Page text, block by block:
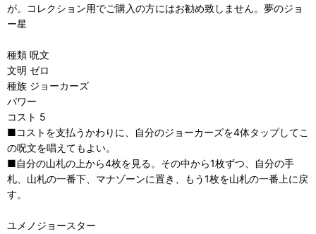
が。コレクション用でご購入の方にはお勧め致しません。夢のジョ
ー星
種類 呪文
文明 ゼロ
種族 ジョーカーズ
パワー
コスト 5
■コストを支払うかわりに、自分のジョーカーズを4体タップしてこ
の呪文を唱えてもよい。
■自分の山札の上から4枚を見る。その中から1枚ずつ、自分の手
札、山札の一番下、マナゾーンに置き、もう1枚を山札の一番上に戻
す。
ユメノジョースター